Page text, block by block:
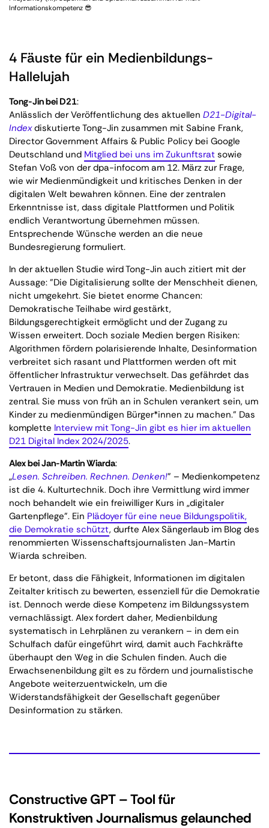
Informationskompetenz 😎
4 Fäuste für ein Medienbildungs-
Hallelujah
Tong-Jin bei D21:
Anlässlich der Veröffentlichung des aktuellen D21-Digital-
Indexdiskutierte Tong-Jin zusammen mit Sabine Frank,
Director Government Affairs & Public Policy bei Google
Deutschland und Mitglied bei uns im Zukunftsrat sowie
Stefan Voß von der dpa-infocom am 12. März zur Frage,
wie wir Medienmündigkeit und kritisches Denken in der
digitalen Welt bewahren können. Eine der zentralen
Erkenntnisse ist, dass digitale Plattformen und Politik
endlich Verantwortung übernehmen müssen.
Entsprechende Wünsche werden an die neue
Bundesregierung formuliert.
In der aktuellen Studie wird Tong-Jin auch zitiert mit der
Aussage: "Die Digitalisierung sollte der Menschheit dienen,
nicht umgekehrt. Sie bietet enorme Chancen:
Demokratische Teilhabe wird gestärkt,
Bildungsgerechtigkeit ermöglicht und der Zugang zu
Wissen erweitert. Doch soziale Medien bergen Risiken:
Algorithmen fördern polarisierende Inhalte, Desinformation
verbreitet sich rasant und Plattformen werden oft mit
öffentlicher Infrastruktur verwechselt. Das gefährdet das
Vertrauen in Medien und Demokratie. Medienbildung ist
zentral. Sie muss von früh an in Schulen verankert sein, um
Kinder zu medienmündigen Bürger*innen zu machen." Das
komplette Interview mit Tong-Jin gibt es hier im aktuellen
D21 Digital Index 2024/2025.
Alex bei Jan-Martin Wiarda:
„Lesen. Schreiben. Rechnen. Denken!” – Medienkompetenz
ist die 4. Kulturtechnik. Doch ihre Vermittlung wird immer
noch behandelt wie ein freiwilliger Kurs in „digitaler
Gartenpflege". Ein Plädoyer für eine neue Bildungspolitik,
die Demokratie schützt, durfte Alex Sängerlaub im Blog des
renommierten Wissenschaftsjournalisten Jan-Martin
Wiarda schreiben.
Er betont, dass die Fähigkeit, Informationen im digitalen
Zeitalter kritisch zu bewerten, essenziell für die Demokratie
ist. Dennoch werde diese Kompetenz im Bildungssystem
vernachlässigt. Alex fordert daher, Medienbildung
systematisch in Lehrplänen zu verankern – in dem ein
Schulfach dafür eingeführt wird, damit auch Fachkräfte
überhaupt den Weg in die Schulen finden. Auch die
Erwachsenenbildung gilt es zu fördern und journalistische
Angebote weiterzuentwickeln, um die
Widerstandsfähigkeit der Gesellschaft gegenüber
Desinformation zu stärken.
Constructive GPT – Tool für
Konstruktiven Journalismus gelaunched